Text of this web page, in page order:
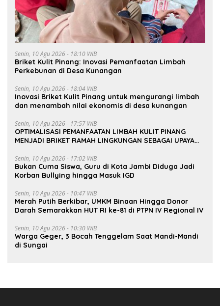
Senin, 10 Agu 2026 - 18:10 WIB
Briket Kulit Pinang: Inovasi Pemanfaatan Limbah
Perkebunan di Desa Kunangan
Senin, 10 Agu 2026 - 18:04 WIB
Inovasi Briket Kulit Pinang untuk mengurangi limbah
dan menambah nilai ekonomis di desa kunangan
Senin, 10 Agu 2026 - 17:57 WIB
OPTIMALISASI PEMANFAATAN LIMBAH KULIT PINANG
MENJADI BRIKET RAMAH LINGKUNGAN SEBAGAI UPAYA
KUNANGAN
Senin, 10 Agu 2026 - 17:02 WIB
Bukan Cuma Siswa, Guru di Kota Jambi Diduga Jadi
Korban Bullying hingga Masuk IGD
Senin, 10 Agu 2026 - 10:47 WIB
Merah Putih Berkibar, UMKM Binaan Hingga Donor
Darah Semarakkan HUT RI ke-81 di PTPN IV Regional IV
Senin, 10 Agu 2026 - 10:30 WIB
Warga Geger, 3 Bocah Tenggelam Saat Mandi-Mandi
di Sungai